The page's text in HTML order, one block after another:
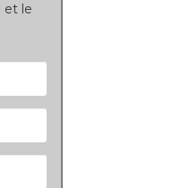
et le